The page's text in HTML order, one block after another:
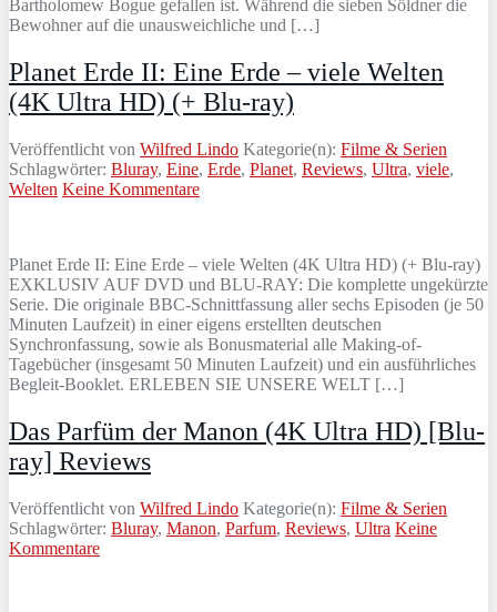
Bartholomew Bogue gefallen ist. Während die sieben Söldner die
Bewohner auf die unausweichliche und […]
Planet Erde II: Eine Erde – viele Welten
(4K Ultra HD) (+ Blu-ray)
Veröffentlicht von Wilfred Lindo Kategorie(n): Filme & Serien
Schlagwörter: Bluray, Eine, Erde, Planet, Reviews, Ultra, viele,
Welten Keine Kommentare
Planet Erde II: Eine Erde – viele Welten (4K Ultra HD) (+ Blu-ray)
EXKLUSIV AUF DVD und BLU-RAY: Die komplette ungekürzte
Serie. Die originale BBC-Schnittfassung aller sechs Episoden (je 50
Minuten Laufzeit) in einer eigens erstellten deutschen
Synchronfassung, sowie als Bonusmaterial alle Making-of-
Tagebücher (insgesamt 50 Minuten Laufzeit) und ein ausführliches
Begleit-Booklet. ERLEBEN SIE UNSERE WELT […]
Das Parfüm der Manon (4K Ultra HD) [Blu-
ray] Reviews
Veröffentlicht von Wilfred Lindo Kategorie(n): Filme & Serien
Schlagwörter: Bluray, Manon, Parfum, Reviews, Ultra Keine
Kommentare